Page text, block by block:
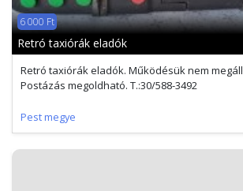
6 000 Ft
Retró taxiórák eladók
Retró taxiórák eladók. Működésük nem
Postázás megoldható. T.:30/588-3492
Pest megye